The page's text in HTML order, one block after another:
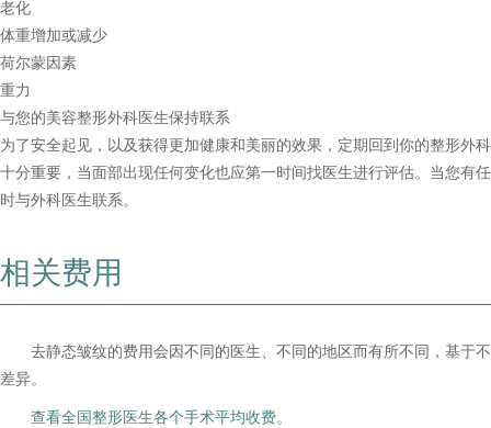
老化
体重增加或减少
荷尔蒙因素
重力
与您的美容整形外科医生保持联系
为了安全起见，以及获得更加健康和美丽的效果，定期回到你的整形外
十分重要，当面部出现任何变化也应第一时间找医生进行评估。当您有
时与外科医生联系。
相关费用
去静态皱纹的费用会因不同的医生、不同的地区而有所不同，基于
差异。
查看全国整形医生各个手术平均收费。